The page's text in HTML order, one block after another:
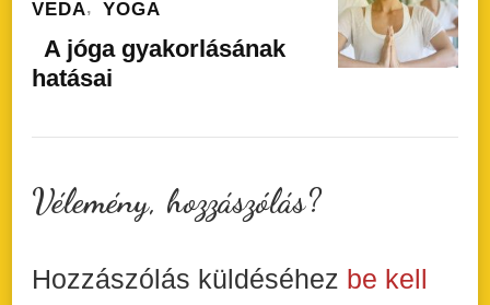
VEDA YOGA
A jóga gyakorlásának
hatásai
Vélemény, hozzászólás?
Hozzászólás küldéséhez be kell